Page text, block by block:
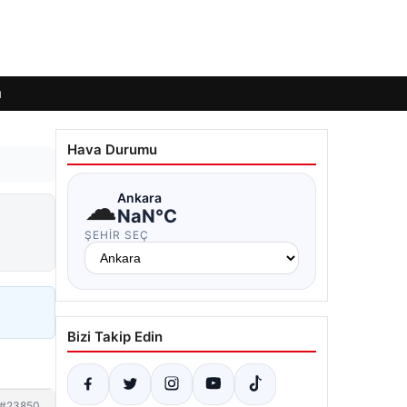
Hava Durumu
☁Ankara
NaN°C
ŞEHIR SEÇ
Bizi Takip Edin